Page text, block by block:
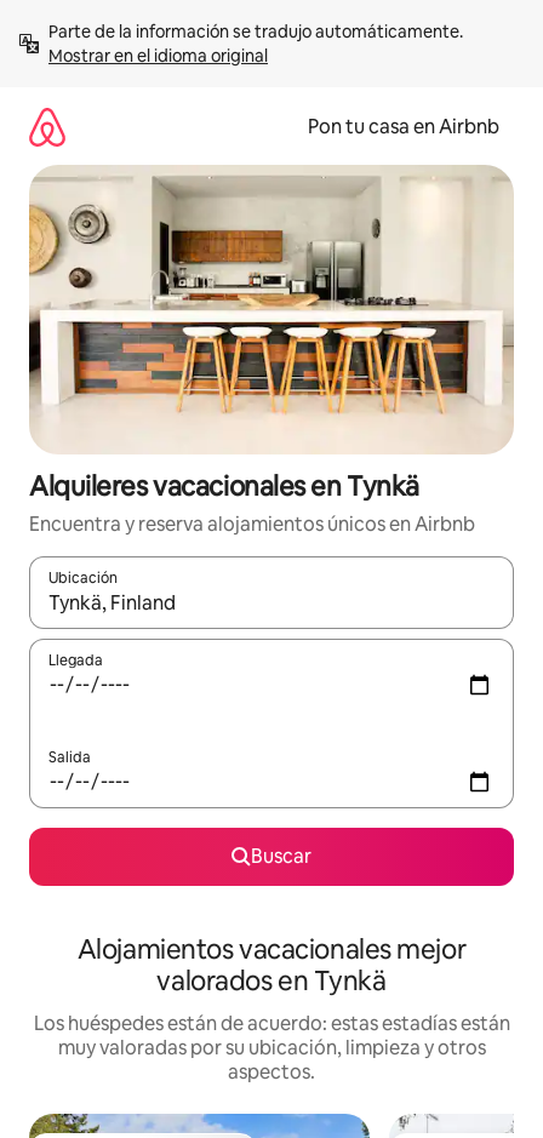
contenidoMostrar en el idioma original
Pon tu casa en Airbnb
Alquileres vacacionales en Tynkä
Encuentra y reserva alojamientos únicos en Airbnb
Ubicación
Cuando los resultados estén disponibles, navega con las
Llegada
Salida
Buscar
Alojamientos vacacionales mejor
valorados en Tynkä
Los huéspedes están de acuerdo: estas estadías están
muy valoradas por su ubicación, limpieza y otros
aspectos.